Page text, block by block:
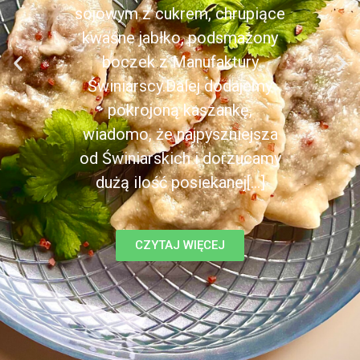
sojowym z cukrem, chrupiące
kwaśne jabłko, podsmażony
boczek z Manufaktury
Świniarscy.Dalej dodajemy
pokrojoną kaszankę,
wiadomo, że najpyszniejsza
od Świniarskich i dorzucamy
dużą ilość posiekanej[...]
CZYTAJ WIĘCEJ